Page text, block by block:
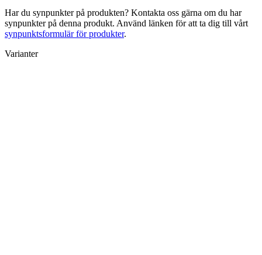
Har du synpunkter på produkten? Kontakta oss gärna om du har
synpunkter på denna produkt. Använd länken för att ta dig till vårt
synpunktsformulär för produkter.
Varianter